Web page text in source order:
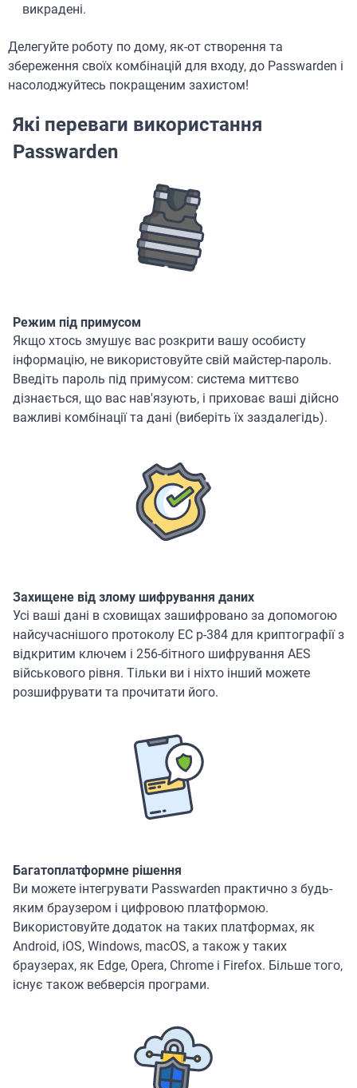
викрадені.
Делегуйте роботу по дому, як-от створення та
збереження своїх комбінацій для входу, до Passwarden і
насолоджуйтесь покращеним захистом!
Які переваги використання
Passwarden
Режим під примусом
Якщо хтось змушує вас розкрити вашу особисту
інформацію, не використовуйте свій майстер-пароль.
Введіть пароль під примусом: система миттєво
дізнається, що вас нав'язують, і приховає ваші дійсно
важливі комбінації та дані (виберіть їх заздалегідь).
Захищене від злому шифрування даних
Усі ваші дані в сховищах зашифровано за допомогою
найсучаснішого протоколу EC p-384 для криптографії з
відкритим ключем і 256-бітного шифрування AES
військового рівня. Тільки ви і ніхто інший можете
розшифрувати та прочитати його.
Багатоплатформне рішення
Ви можете інтегрувати Passwarden практично з будь-
яким браузером і цифровою платформою.
Використовуйте додаток на таких платформах, як
Android, iOS, Windows, macOS, а також у таких
браузерах, як Edge, Opera, Chrome і Firefox. Більше того,
існує також вебверсія програми.